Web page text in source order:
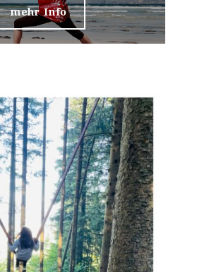
mehr Info